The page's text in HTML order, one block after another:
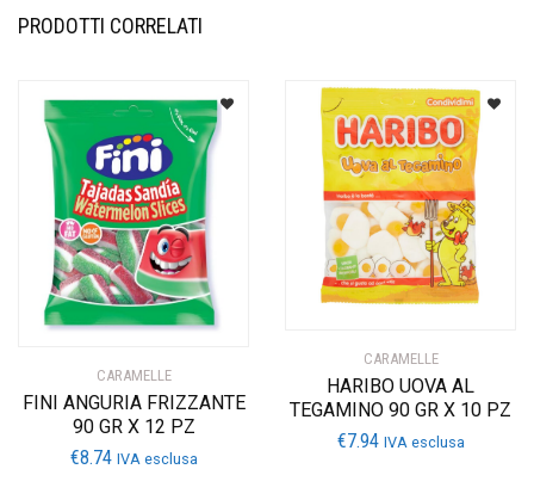
PRODOTTI CORRELATI
CARAMELLE
FINI ANGURIA FRIZZANTE
90 GR X 12 PZ
€8.74 IVA esclusa
CARAMELLE
HARIBO UOVA AL
TEGAMINO 90 GR X 10 PZ
€7.94 IVA esclusa